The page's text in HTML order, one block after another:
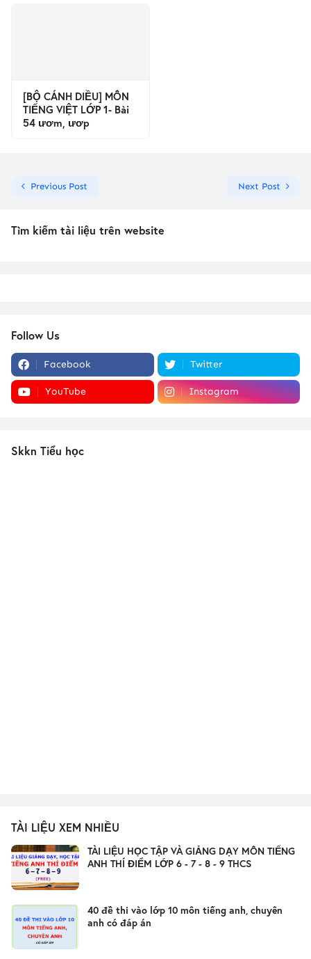
[BỘ CÁNH DIỀU] MÔN
TIẾNG VIỆT LỚP 1- Bài
54 ươm, ươp
Previous Post Next Post
Tìm kiếm tài liệu trên website
Follow Us
Facebook Twitter
YouTube Instagram
Skkn Tiểu học
TÀI LIỆU XEM NHIỀU
TÀI LIỆU HỌC TẬP VÀ GIẢNG DẠY MÔN TIẾNG
ANH THÍ ĐIỂM LỚP 6 - 7 - 8 - 9 THCS
40 đề thi vào lớp 10 môn tiếng anh, chuyên
anh có đáp án